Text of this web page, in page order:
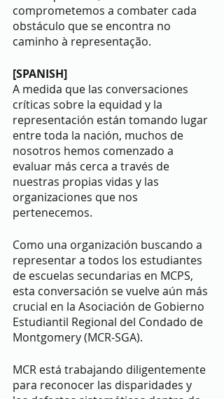
comprometemos a combater cada
obstáculo que se encontra no
caminho à representação.
[SPANISH]
A medida que las conversaciones
críticas sobre la equidad y la
representación están tomando lugar
entre toda la nación, muchos de
nosotros hemos comenzado a
evaluar más cerca a través de
nuestras propias vidas y las
organizaciones que nos
pertenecemos.
Como una organización buscando a
representar a todos los estudiantes
de escuelas secundarias en MCPS,
esta conversación se vuelve aún más
crucial en la Asociación de Gobierno
Estudiantil Regional del Condado de
Montgomery (MCR-SGA).
MCR está trabajando diligentemente
para reconocer las disparidades y